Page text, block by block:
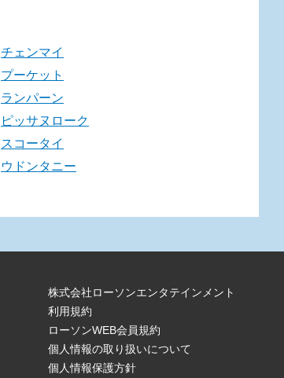
チェンマイ
プーケット
ランパーン
ピッサヌローク
スコータイ
ウドンタニー
株式会社ローソンエンタテインメント
利用規約
ローソンWEB会員規約
個人情報の取り扱いについて
個人情報保護方針